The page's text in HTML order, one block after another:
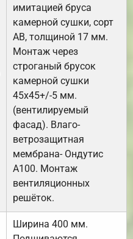
имитацией бруса
камерной сушки, сорт
АВ, толщиной 17 мм.
Монтаж через
строганый брусок
камерной сушки
45х45+/-5 мм.
(вентилируемый
фасад). Влаго-
ветрозащитная
мембрана- Ондутис
А100. Монтаж
вентиляционных
решёток.
Ширина 400 мм.